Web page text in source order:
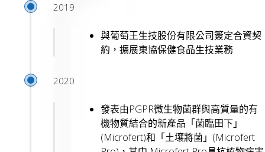
2019
與葡萄王生技股份有限公司簽定合資契
約，擴展東協保健食品生技業務
2020
發表由PGPR微生物菌群與高質量的有
機物質結合的新產品「菌臨田下」
(Microfert)和「土壤將菌」(Microfert